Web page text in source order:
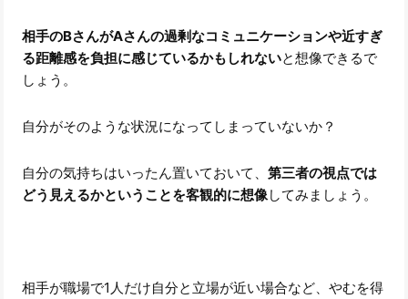
相手のBさんがAさんの過剰なコミュニケーションや近すぎ
る距離感を負担に感じているかもしれないと想像できるで
しょう。
自分がそのような状況になってしまっていないか？
自分の気持ちはいったん置いておいて、第三者の視点では
どう見えるかということを客観的に想像してみましょう。
相手が職場で1人だけ自分と立場が近い場合など、やむを得